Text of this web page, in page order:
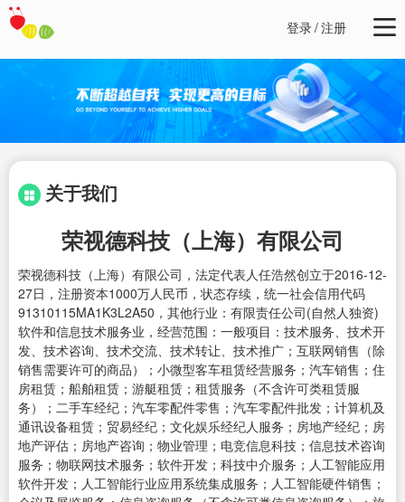
登录/注册
关于我们
荣视德科技（上海）有限公司
荣视德科技（上海）有限公司，法定代表人任浩然创立于2016-12-
27日，注册资本1000万人民币，状态存续，统一社会信用代码
91310115MA1K3L2A50，其他行业：有限责任公司(自然人独资)
软件和信息技术服务业，经营范围：一般项目：技术服务、技术开
发、技术咨询、技术交流、技术转让、技术推广；互联网销售（除
销售需要许可的商品）；小微型客车租赁经营服务；汽车销售；住
房租赁；船舶租赁；游艇租赁；租赁服务（不含许可类租赁服
务）；二手车经纪；汽车零配件零售；汽车零配件批发；计算机及
通讯设备租赁；贸易经纪；文化娱乐经纪人服务；房地产经纪；房
地产评估；房地产咨询；物业管理；电竞信息科技；信息技术咨询
服务；物联网技术服务；软件开发；科技中介服务；人工智能应用
软件开发；人工智能行业应用系统集成服务；人工智能硬件销售；